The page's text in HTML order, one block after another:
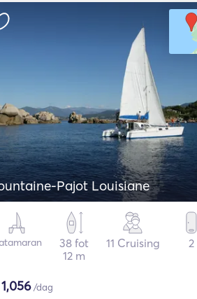
Pajot Louisiane
38 fot
12 m
11 Cruising 2
1,056/dag